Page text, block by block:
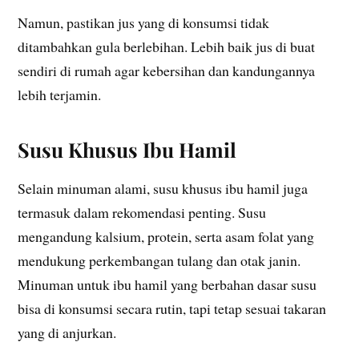
Namun, pastikan jus yang di konsumsi tidak
ditambahkan gula berlebihan. Lebih baik jus di buat
sendiri di rumah agar kebersihan dan kandungannya
lebih terjamin.
Susu Khusus Ibu Hamil
Selain minuman alami, susu khusus ibu hamil juga
termasuk dalam rekomendasi penting. Susu
mengandung kalsium, protein, serta asam folat yang
mendukung perkembangan tulang dan otak janin.
Minuman untuk ibu hamil yang berbahan dasar susu
bisa di konsumsi secara rutin, tapi tetap sesuai takaran
yang di anjurkan.